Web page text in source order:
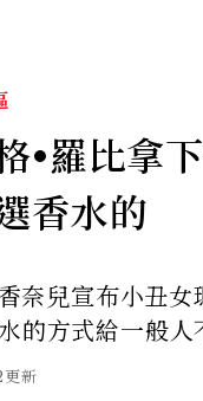
•羅比拿
香水的
奈兒宣布小丑
的方式給一般人
更新